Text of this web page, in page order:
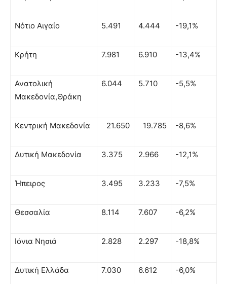
Νότιο Αιγαίο 5.491 4.444 -19,1%
Κρήτη 7.981 6.910 -13,4%
Ανατολική
Μακεδονία,Θράκη
6.044 5.710 -5,5%
Κεντρική Μακεδονία 21.650 19.785 -8,6%
Δυτική Μακεδονία 3.375 2.966 -12,1%
Ήπειρος 3.495 3.233 -7,5%
Θεσσαλία 8.114 7.607 -6,2%
Ιόνια Νησιά 2.828 2.297 -18,8%
Δυτική Ελλάδα 7.030 6.612 -6,0%